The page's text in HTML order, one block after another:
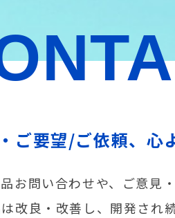
ご要望/ご依頼、心
お問い合わせや、ご意見
改良・改善し、開発され